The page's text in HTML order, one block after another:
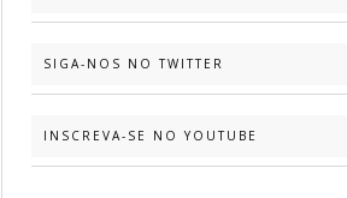
SIGA-NOS NO TWITTER
INSCREVA-SE NO YOUTUBE